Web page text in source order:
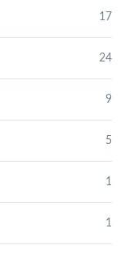
17
24
9
5
1
1